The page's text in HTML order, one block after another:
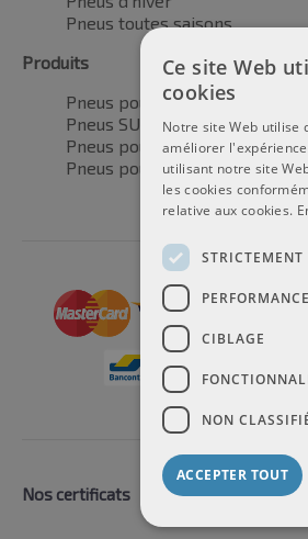
Pneus toutes saisons
Produits
Pneus pour voitures
Pneus SUV / 4x4
Pneus pour camionnettes
Pneus pour motos
Nos certificats
Ce site Web
cookies
Notre site Web utilise
améliorer
utilisant notre site
les cookies
relative aux cookies.
STRICTEMENT
PERFORMANCE
CIBLAGE
NON
ACCEPTER TOUT